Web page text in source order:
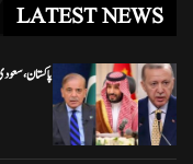
LATEST NEWS
پاکستان،